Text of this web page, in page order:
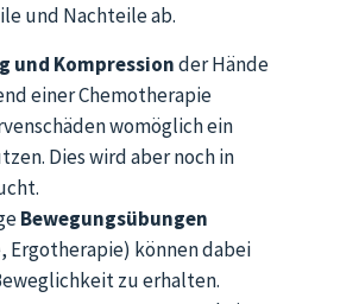
und Nachteile ab.
und Kompressionder Hände
einer Chemotherapie
womöglich ein
Dies wird aber noch in
Bewegungsübungen
Ergotherapie) können dabei
zu erhalten.